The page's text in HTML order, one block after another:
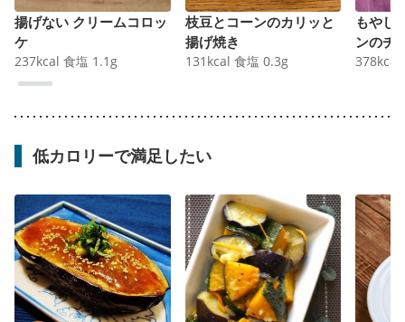
揚げない クリームコロッ
ケ
237kcal 食塩 1.1 g
枝豆とコーンのカリッと
揚げ焼き
131 kcal 食塩 0.3g
もやし
ンのチ
378kcal
低カロリーで満足したい